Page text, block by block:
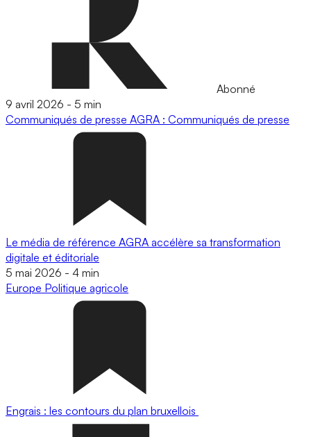
Abonné
9 avril 2026 - 5 min
Communiqués de presse AGRA : Communiqués de presse
Le média de référence AGRA accélère sa transformation
digitale et éditoriale
5 mai 2026 - 4 min
Europe Politique agricole
Engrais : les contours du plan bruxellois